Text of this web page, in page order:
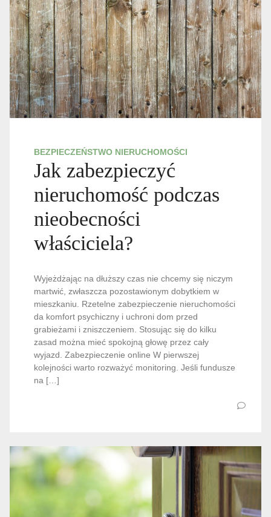
BEZPIECZEŃSTWO NIERUCHOMOŚCI
Jak zabezpieczyć
nieruchomość podczas
nieobecności
właściciela?
Wyjeżdżając na dłuższy czas nie chcemy się niczym
martwić, zwłaszcza pozostawionym dobytkiem w
mieszkaniu. Rzetelne zabezpieczenie nieruchomości
da komfort psychiczny i uchroni dom przed
grabieżami i zniszczeniem. Stosując się do kilku
zasad można mieć spokojną głowę przez cały
wyjazd. Zabezpieczenie online W pierwszej
kolejności warto rozważyć monitoring. Jeśli fundusze
na […]